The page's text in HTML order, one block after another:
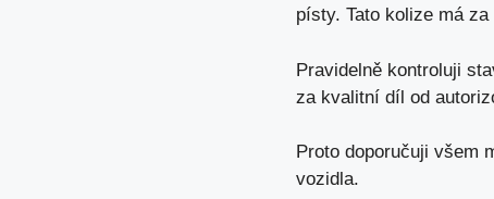
písty. Tato kolize má
Pravidelně kontroluji
za kvalitní díl od
Proto doporučuji všem
vozidla.